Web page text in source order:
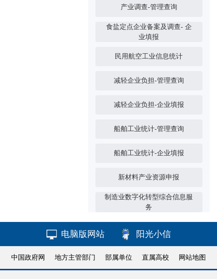
产业调查-管理查询
食盐定点企业备案及调查- 企
业填报
民用航空工业信息统计
减轻企业负担-管理查询
减轻企业负担-企业填报
船舶工业统计-管理查询
船舶工业统计-企业填报
新材料产业资源申报
制造业数字化转型综合信息服
务
电脑版网站 阳光小信
中国政府网 地方主管部门 部属单位 直属高校 网站地图